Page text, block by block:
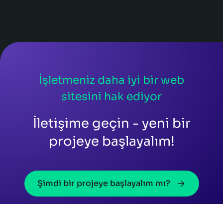
İşletmeniz daha iyi bir web
sitesini hak ediyor
İletişime geçin - yeni bir
projeye başlayalım!
Şimdi bir projeye başlayalım mı?